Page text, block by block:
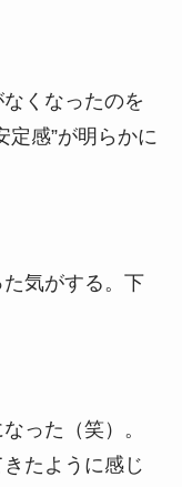
くなったのを
定感”が明らかに
気がする。下
った（笑）。
たように感じ